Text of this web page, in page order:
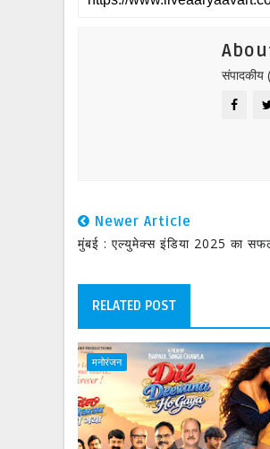
Newer Article
मुंबई : एल्युमेक्स इंडिया 2025 का
RELATED POST
मनोरंजन